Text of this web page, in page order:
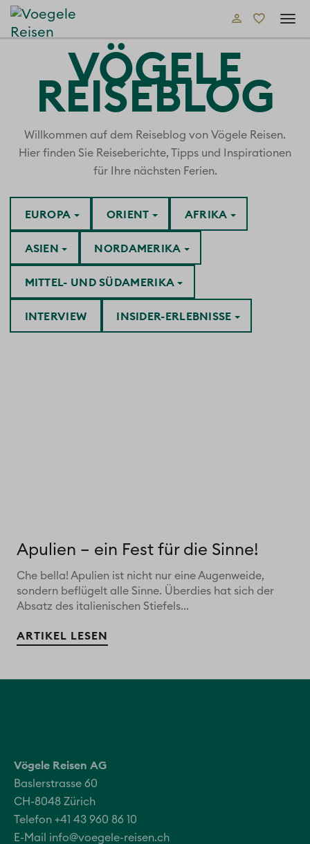
VÖGELE
REISEBLOG
Willkommen auf dem Reiseblog von Vögele Reisen.
Hier finden Sie Reiseberichte, Tipps und Inspirationen
für Ihre nächsten Ferien.
AFRIKA
ASIEN
EUROPA
INSIDER-ERLEBNISSE
INTERVIEW
MITTEL- UND SÜDAMERIKA
NORDAMERIKA
ORIENT
Apulien – ein Fest für die Sinne!
Che bella! Apulien ist nicht nur eine Augenweide,
sondern beflügelt alle Sinne. Überdies hat sich der
Absatz des italienischen Stiefels...
ARTIKEL LESEN
Vögele Reisen AG
Baslerstrasse 60
CH-8048 Zürich
Telefon +41 43 960 86 10
E-Mail info@voegele-reisen.ch